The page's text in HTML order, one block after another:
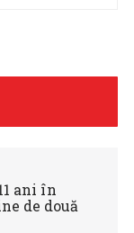
ani în
de două